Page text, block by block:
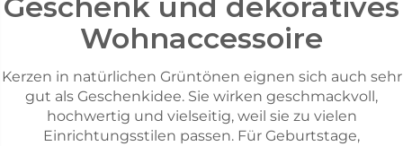
Wohnaccessoire
Kerzen in natürlichen Grüntönen eignen sich auch sehr
gut als Geschenkidee. Sie wirken geschmackvoll,
hochwertig und vielseitig, weil sie zu vielen
Einrichtungsstilen passen. Für Geburtstage,